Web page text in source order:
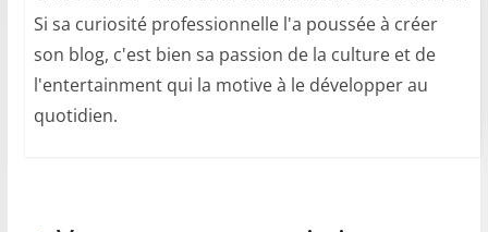
Si sa curiosité professionnelle l'a poussée à créer
son blog, c'est bien sa passion de la culture et de
l'entertainment qui la motive à le développer au
quotidien.